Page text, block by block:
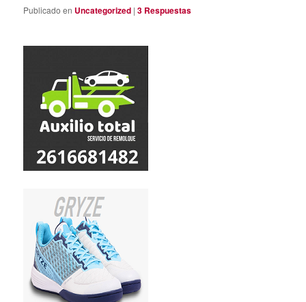
Publicado en Uncategorized |3 Respuestas